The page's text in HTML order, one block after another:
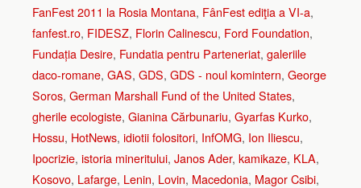
FanFest 2011 la Rosia Montana, FânFest ediţia a VI-a,
fanfest.ro, FIDESZ, Florin Calinescu, Ford Foundation,
Fundația Desire, Fundatia pentru Parteneriat, galeriile
daco-romane, GAS, GDS, GDS - noul komintern, George
Soros, German Marshall Fund of the United States,
gherile ecologiste, Gianina Cărbunariu, Gyarfas Kurko,
Hossu, HotNews, idiotii folositori, InfOMG, Ion Iliescu,
Ipocrizie, istoria mineritului, Janos Ader, kamikaze, KLA,
Kosovo, Lafarge, Lenin, Lovin, Macedonia, Magor Csibi,